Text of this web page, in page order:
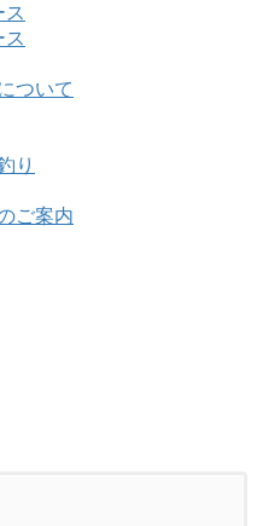
ス
ス
ついて
り
ご案内